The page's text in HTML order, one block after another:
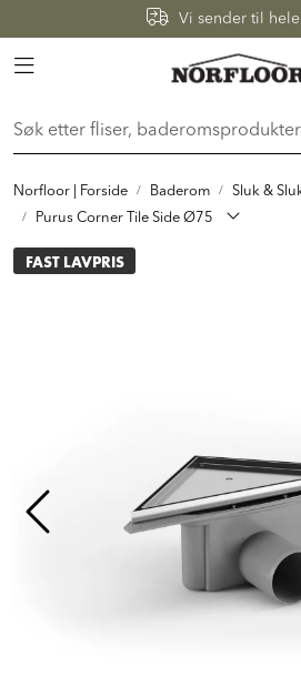
Skip to main content Vi sender til
Toggle navigation
Norfloor | Forside Baderom Sluk &
Purus Corner Tile Side Ø75
FAST LAVPRIS
BADEROM
INTERIØR
INSPIRASJON
Prosjekt